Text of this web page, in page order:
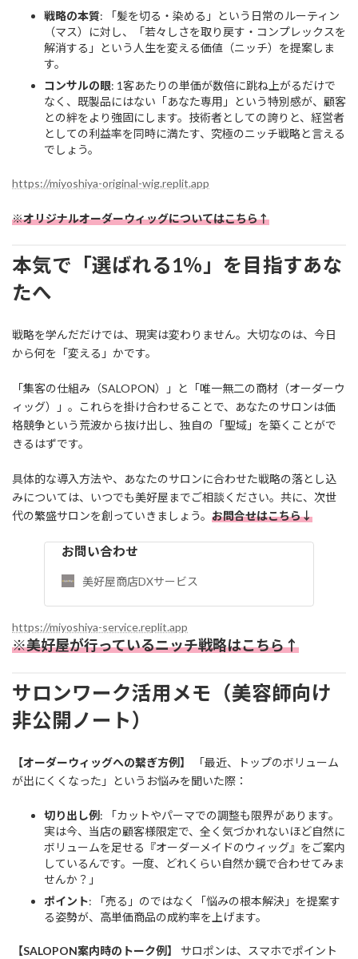
戦略の本質: 「髪を切る・染める」という日常のルーティン
（マス）に対し、「若々しさを取り戻す・コンプレックスを
解消する」という人生を変える価値（ニッチ）を提案しま
す。
コンサルの眼: 1客あたりの単価が数倍に跳ね上がるだけで
なく、既製品にはない「あなた専用」という特別感が、顧客
との絆をより強固にします。技術者としての誇りと、経営者
としての利益率を同時に満たす、究極のニッチ戦略と言える
でしょう。
https://miyoshiya-original-wig.replit.app
※オリジナルオーダーウィッグについてはこちら↑
本気で「選ばれる1％」を目指すあな
たへ
戦略を学んだだけでは、現実は変わりません。大切なのは、今日
から何を「変える」かです。
「集客の仕組み（SALOPON）」と「唯一無二の商材（オーダーウ
ィッグ）」。これらを掛け合わせることで、あなたのサロンは価
格競争という荒波から抜け出し、独自の「聖域」を築くことがで
きるはずです。
具体的な導入方法や、あなたのサロンに合わせた戦略の落とし込
みについては、いつでも美好屋までご相談ください。共に、次世
代の繁盛サロンを創っていきましょう。 お問合せはこちら↓
お問い合わせ
美好屋商店DXサービス
https://miyoshiya-service.replit.app
※美好屋が行っているニッチ戦略はこちら↑
サロンワーク活用メモ（美容師向け
非公開ノート）
【オーダーウィッグへの繋ぎ方例】
「最近、トップのボリューム
が出にくくなった」というお悩みを聞いた際：
切り出し例: 「カットやパーマでの調整も限界があります。
実は今、当店の顧客様限定で、全く気づかれないほど自然に
ボリュームを足せる『オーダーメイドのウィッグ』をご案内
しているんです。一度、どれくらい自然か鏡で合わせてみま
せんか？」
ポイント: 「売る」のではなく「悩みの根本解決」を提案す
る姿勢が、高単価商品の成約率を上げます。
【SALOPON案内時のトーク例】
サロポンは、スマホでポイント